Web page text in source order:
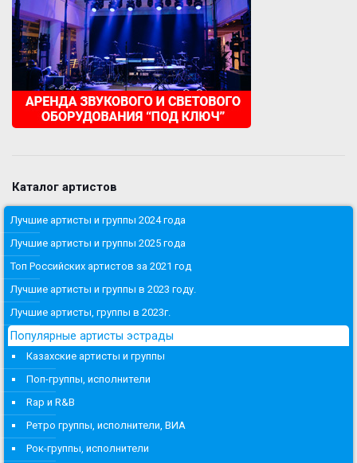
Каталог артистов
Лучшие артисты и группы 2024 года
Лучшие артисты и группы 2025 года
Топ Российских артистов за 2021 год
Лучшие артисты и группы в 2023 году.
Лучшие артисты, группы в 2023г.
Популярные артисты эстрады
Казахские артисты и группы
Поп-группы, исполнители
Rap и R&B
Ретро группы, исполнители, ВИА
Рок-группы, исполнители